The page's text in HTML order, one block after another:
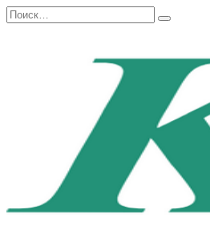
Перейти
к
Search
for: